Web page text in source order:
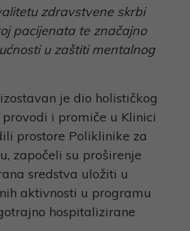
zdravstvene skrbi
pacijenata te značajno
u zaštiti mentalnog
je dio holističkog
i promiče u Klinici
prostore Poliklinike za
započeli su proširenje
sredstva uložiti u
aktivnosti u programu
hospitalizirane